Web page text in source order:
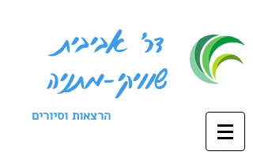
שוויקי-מתניה
הרצאות וסיורים